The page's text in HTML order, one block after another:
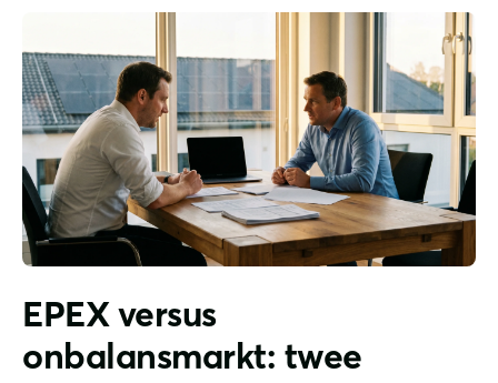
EPEX versus
onbalansmarkt: twee